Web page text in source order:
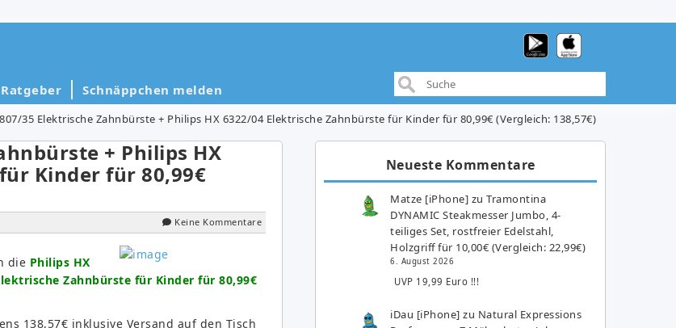
Ratgeber Schnäppchen melden
35 Elektrische Zahnbürste + Philips HX 6322/04 Elektrische Zahnbürste für Kinder für 80,99€ (Vergleich: 138,57€)
+ Philips HX
Kinder für 80,99€
Keine Kommentare
die Philips HX
Zahnbürste für Kinder für 80,99€
138,57€ inklusive Versand auf den Tisch
Neueste Kommentare
Matze [iPhone] zuTramontina
DYNAMIC Steakmesser Jumbo, 4-
teiliges Set, rostfreier Edelstahl,
Holzgriff für 10,00€ (Vergleich: 22,99€)
6. August 2026
UVP 19,99 Euro !!!
iDau [iPhone] zu Natural Expressions